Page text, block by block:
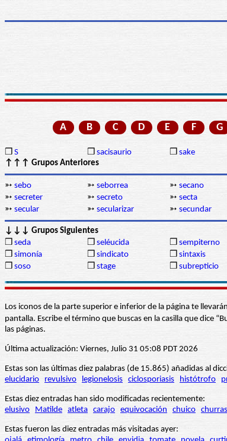
A B C D E F G
❒ S ❒ sacisaurio ❒ sake
↑↑↑ Grupos Anteriores
➳ sebo ➳ seborrea ➳ secano
➳ secreter ➳ secreto ➳ secta
➳ secular ➳ secularizar ➳ secundar
↓↓↓ Grupos Siguientes
❒ seda ❒ seléucida ❒ sempiterno
❒ simonía ❒ sindicato ❒ sintaxis
❒ soso ❒ stage ❒ subrepticio
Los iconos de la parte superior e inferior de la página te
pantalla. Escribe el término que buscas en la casilla que dice
las páginas.
Última actualización: Viernes, Julio 31 05:08 PDT 2026
Estas son las últimas diez palabras (de 15.865) añadidas al
elucidario
revulsivo legionelosis ciclosporiasis histótrofo
Estas diez entradas han sido modificadas recientemente:
elusivo
Matilde atleta carajo equivocación chuico
Estas fueron las diez entradas más visitadas ayer: